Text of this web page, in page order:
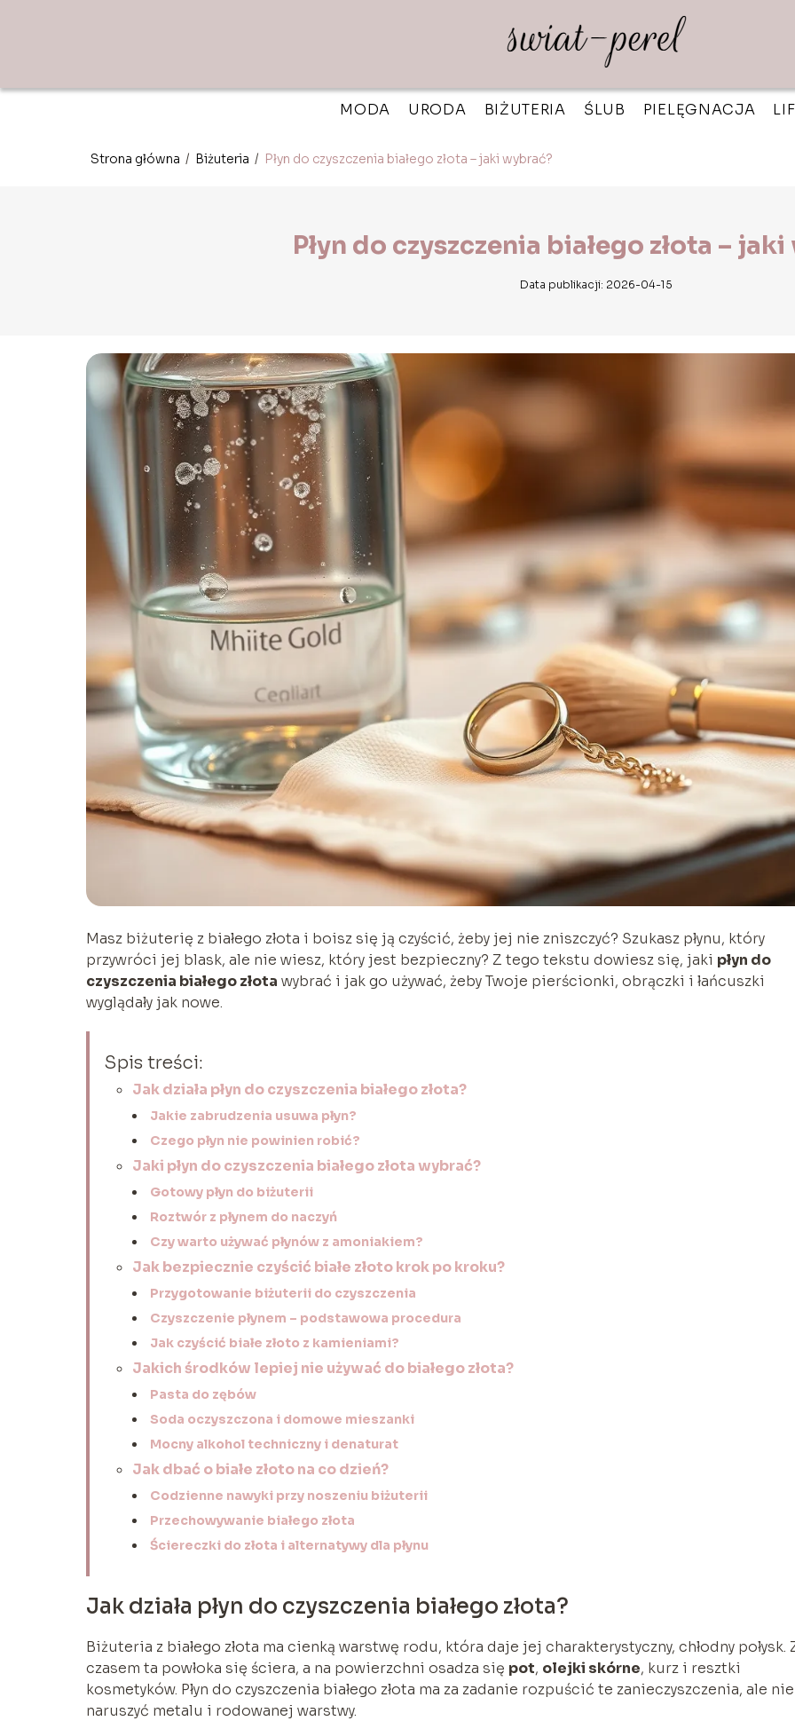
MODA URODA BIŻUTERIA ŚLUB PIELĘGNACJA
Strona główna / Biżuteria / Płyn do czyszczenia białego złota – jaki wybrać?
Płyn do czyszczenia białego złota –
Data publikacji: 2026-04-15
Masz biżuterię z białego złota i boisz się ją czyścić, żeby jej nie zniszczyć? Szukasz płynu, który
przywróci jej blask, ale nie wiesz, który jest bezpieczny? Z tego tekstu dowiesz się, jaki płyn do
czyszczenia białego złota wybrać i jak go używać, żeby Twoje pierścionki, obrączki i łańcuszki
wyglądały jak nowe.
Spis treści:
Jak działa płyn do czyszczenia białego złota?
Jakie zabrudzenia usuwa płyn?
Czego płyn nie powinien robić?
Jaki płyn do czyszczenia białego złota wybrać?
Gotowy płyn do biżuterii
Roztwór z płynem do naczyń
Czy warto używać płynów z amoniakiem?
Jak bezpiecznie czyścić białe złoto krok po kroku?
Przygotowanie biżuterii do czyszczenia
Czyszczenie płynem – podstawowa procedura
Jak czyścić białe złoto z kamieniami?
Jakich środków lepiej nie używać do białego złota?
Pasta do zębów
Soda oczyszczona i domowe mieszanki
Mocny alkohol techniczny i denaturat
Jak dbać o białe złoto na co dzień?
Codzienne nawyki przy noszeniu biżuterii
Przechowywanie białego złota
Ściereczki do złota i alternatywy dla płynu
Jak działa płyn do czyszczenia białego złota?
Biżuteria z białego złota ma cienką warstwę rodu, która daje jej charakterystyczny, chłodny połysk.
czasem ta powłoka się ściera, a na powierzchni osadza się pot, olejki skórne, kurz i resztki
kosmetyków. Płyn do czyszczenia białego złota ma za zadanie rozpuścić te zanieczyszczenia, ale nie
naruszyć metalu i rodowanej warstwy.